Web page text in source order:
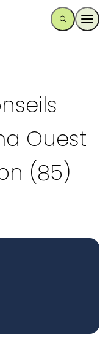
Ouest
(85)